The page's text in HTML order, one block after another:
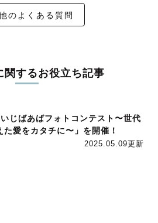
のよくある質問
関するお役立ち記事
いじばあばフォトコンテスト〜世代
た愛をカタチに〜」を開催！
2025.05.09更新